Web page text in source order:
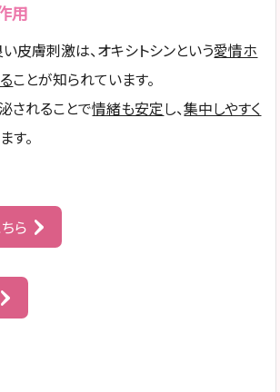
用
皮膚刺激は、オキシトシンという愛情ホ
ことが知られています。
されることで情緒も安定し、集中しやすく
す。
ら